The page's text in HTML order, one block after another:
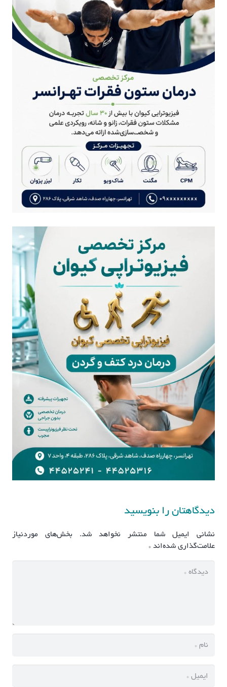
دیدگاهتان را بنویسید
نشانی ایمیل شما منتشر نخواهد شد.
بخش‌های موردنیاز
علامت‌گذاری شده‌اند *